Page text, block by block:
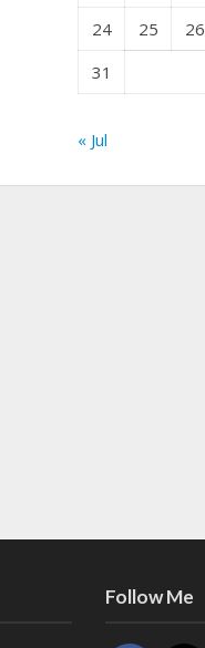
24
25 26
31
« Jul
Follow Me